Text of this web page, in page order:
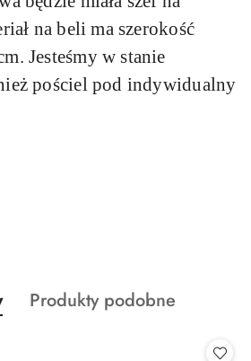
na beli ma szerokość
Jesteśmy w stanie
pościel pod indywidualny
Produkty
Produkty podobne